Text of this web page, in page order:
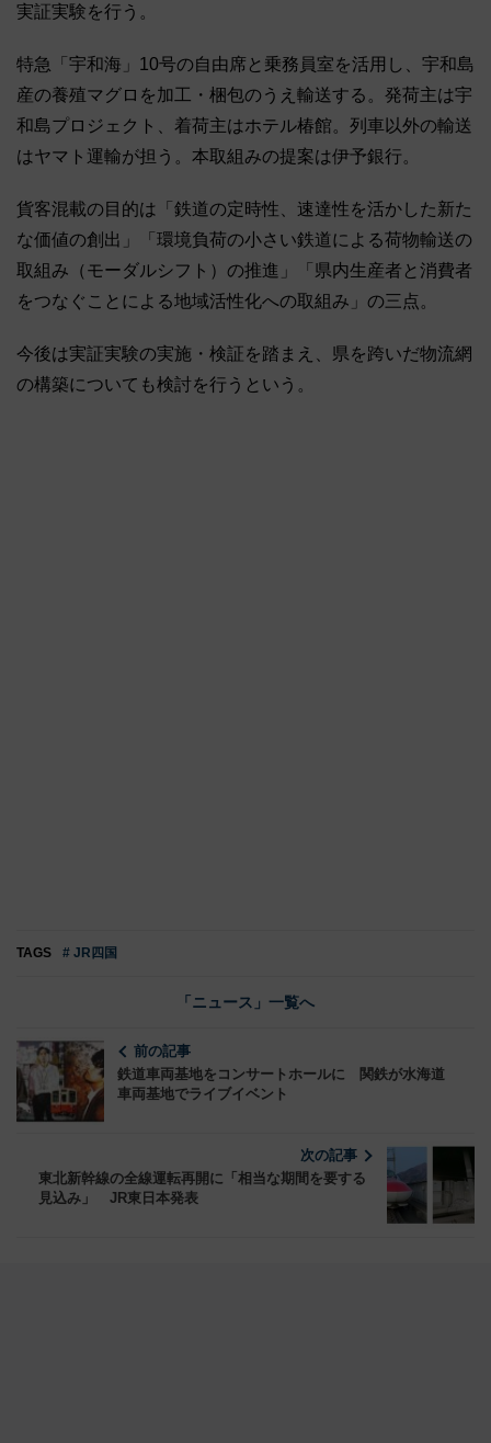
実証実験を行う。
特急「宇和海」10号の自由席と乗務員室を活用し、宇和島
産の養殖マグロを加工・梱包のうえ輸送する。発荷主は宇
和島プロジェクト、着荷主はホテル椿館。列車以外の輸送
はヤマト運輸が担う。本取組みの提案は伊予銀行。
貨客混載の目的は「鉄道の定時性、速達性を活かした新た
な価値の創出」「環境負荷の小さい鉄道による荷物輸送の
取組み（モーダルシフト）の推進」「県内生産者と消費者
をつなぐことによる地域活性化への取組み」の三点。
今後は実証実験の実施・検証を踏まえ、県を跨いだ物流網
の構築についても検討を行うという。
TAGS # JR四国
「ニュース」一覧へ
前の記事
鉄道車両基地をコンサートホールに 関鉄が水海道
車両基地でライブイベント
次の記事
東北新幹線の全線運転再開に「相当な期間を要する
見込み」 JR東日本発表